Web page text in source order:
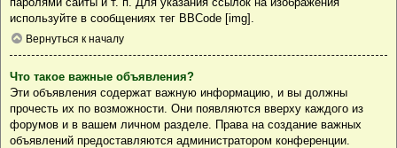
используйте в сообщениях тег BBCode [img].
Вернуться к началу
Что такое важные объявления?
Эти объявления содержат важную информацию, и вы должны
прочесть их по возможности. Они появляются вверху каждого из
форумов и в вашем личном разделе. Права на создание важных
объявлений предоставляются администратором конференции.